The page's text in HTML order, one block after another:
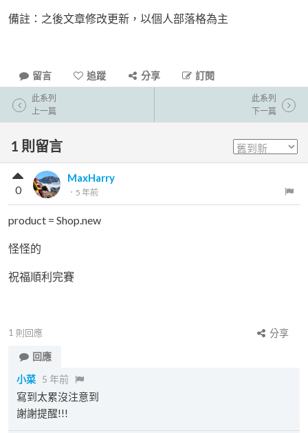
備註：之後文章修改更新，以個人部落格為主
留言 追蹤 分享 訂閱
此系列
上一篇
此系列
下一篇
1 則留言
MaxHarry
． 5 年前
0
product = Shop.new
怪怪的
祝福順利完賽
1 則回應
分享
回應
小菜 5 年前
寫到太累沒注意到
謝謝提醒!!!